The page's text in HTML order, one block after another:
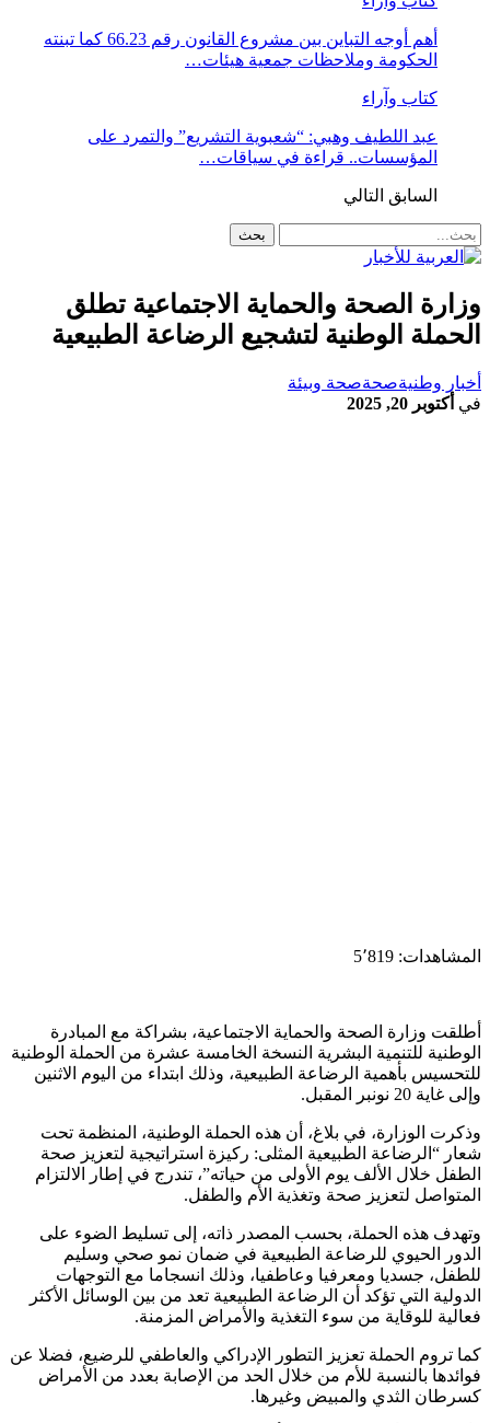
أهم أوجه التباين بين مشروع القانون رقم 66.23 كما تبنته
الحكومة وملاحظات جمعية هيئات…
كتاب وآراء
عبد اللطيف وهبي: “شعبوية التشريع” والتمرد على
المؤسسات.. قراءة في سياقات…
السابق التالي
وزارة الصحة والحماية الاجتماعية تطلق
الحملة الوطنية لتشجيع الرضاعة الطبيعية
أخبار وطنيةصحةصحة وبيئة
في أكتوبر 20, 2025
المشاهدات: 5٬819
أطلقت وزارة الصحة والحماية الاجتماعية، بشراكة مع المبادرة
الوطنية للتنمية البشرية النسخة الخامسة عشرة من الحملة الوطنية
للتحسيس بأهمية الرضاعة الطبيعية، وذلك ابتداء من اليوم الاثنين
وإلى غاية 20 نونبر المقبل.
وذكرت الوزارة، في بلاغ، أن هذه الحملة الوطنية، المنظمة تحت
شعار “الرضاعة الطبيعية المثلى: ركيزة استراتيجية لتعزيز صحة
الطفل خلال الألف يوم الأولى من حياته”، تندرج في إطار الالتزام
المتواصل لتعزيز صحة وتغذية الأم والطفل.
وتهدف هذه الحملة، بحسب المصدر ذاته، إلى تسليط الضوء على
الدور الحيوي للرضاعة الطبيعية في ضمان نمو صحي وسليم
للطفل، جسديا ومعرفيا وعاطفيا، وذلك انسجاما مع التوجهات
الدولية التي تؤكد أن الرضاعة الطبيعية تعد من بين الوسائل الأكثر
فعالية للوقاية من سوء التغذية والأمراض المزمنة.
كما تروم الحملة تعزيز التطور الإدراكي والعاطفي للرضيع، فضلا عن
فوائدها بالنسبة للأم من خلال الحد من الإصابة بعدد من الأمراض
كسرطان الثدي والمبيض وغيرها.